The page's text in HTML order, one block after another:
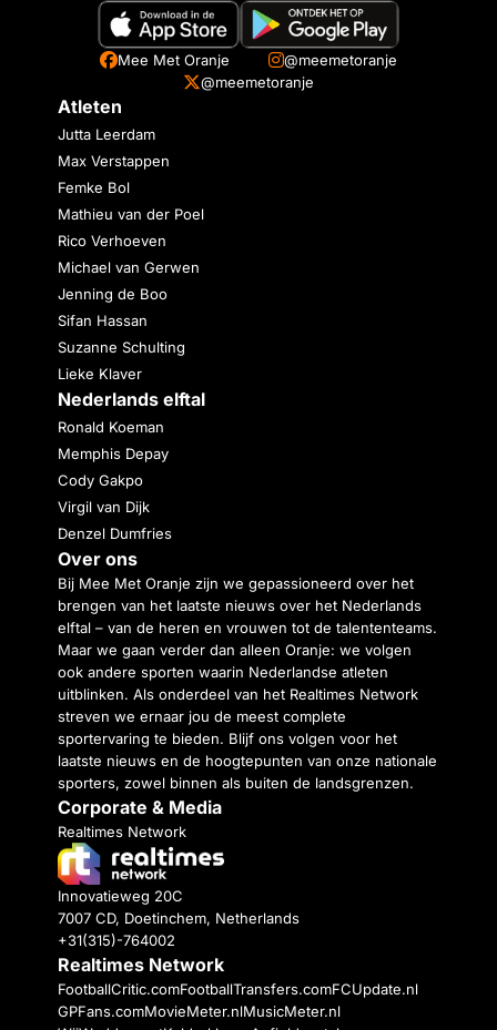
Mee Met Oranje
@meemetoranje
@meemetoranje
Atleten
Jutta Leerdam
Max Verstappen
Femke Bol
Mathieu van der Poel
Rico Verhoeven
Michael van Gerwen
Jenning de Boo
Sifan Hassan
Suzanne Schulting
Lieke Klaver
Nederlands elftal
Ronald Koeman
Memphis Depay
Cody Gakpo
Virgil van Dijk
Denzel Dumfries
Over ons
Bij Mee Met Oranje zijn we gepassioneerd over het
brengen van het laatste nieuws over het Nederlands
elftal – van de heren en vrouwen tot de talententeams.
Maar we gaan verder dan alleen Oranje: we volgen
ook andere sporten waarin Nederlandse atleten
uitblinken. Als onderdeel van het Realtimes Network
streven we ernaar jou de meest complete
sportervaring te bieden. Blijf ons volgen voor het
laatste nieuws en de hoogtepunten van onze nationale
sporters, zowel binnen als buiten de landsgrenzen.
Corporate & Media
Realtimes Network
Innovatieweg 20C
7007 CD, Doetinchem, Netherlands
+31(315)-764002
Realtimes Network
FootballCritic.comFootballTransfers.comFCUpdate.nl
GPFans.comMovieMeter.nlMusicMeter.nl